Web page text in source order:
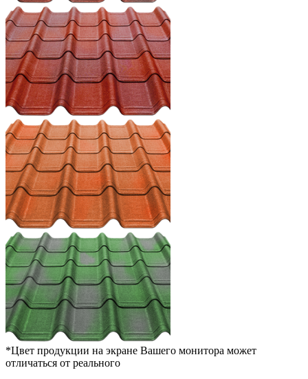
*Цвет продукции на экране Вашего монитора может
отличаться от реального